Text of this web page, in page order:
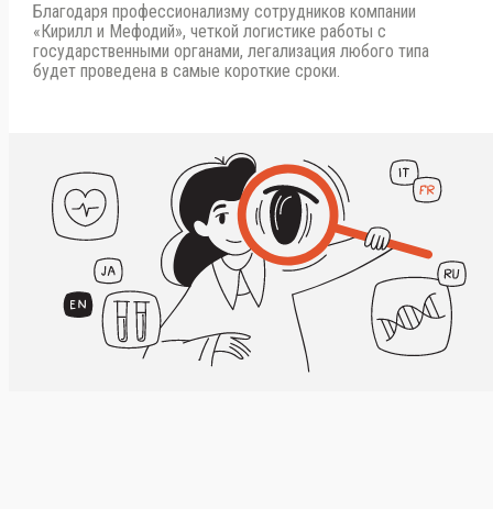
Благодаря профессионализму сотрудников компании
«Кирилл и Мефодий», четкой логистике работы с
государственными органами, легализация любого типа
будет проведена в самые короткие сроки.